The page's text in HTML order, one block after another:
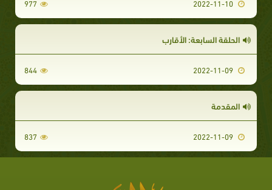
977
الحلقة السابعة: الأقارب
844
المقدمة
837